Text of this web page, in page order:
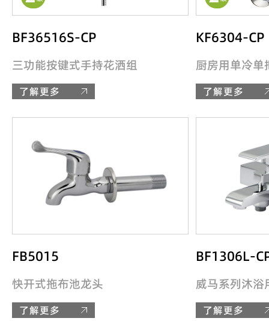
BF36516S-CP
三功能按键式手持花洒组
了解更多
KF6304-CP
厨房用单冷
了解更多
FB5015
快开式拖布池龙头
了解更多
BF1306L-
威马系列沐浴
了解更多